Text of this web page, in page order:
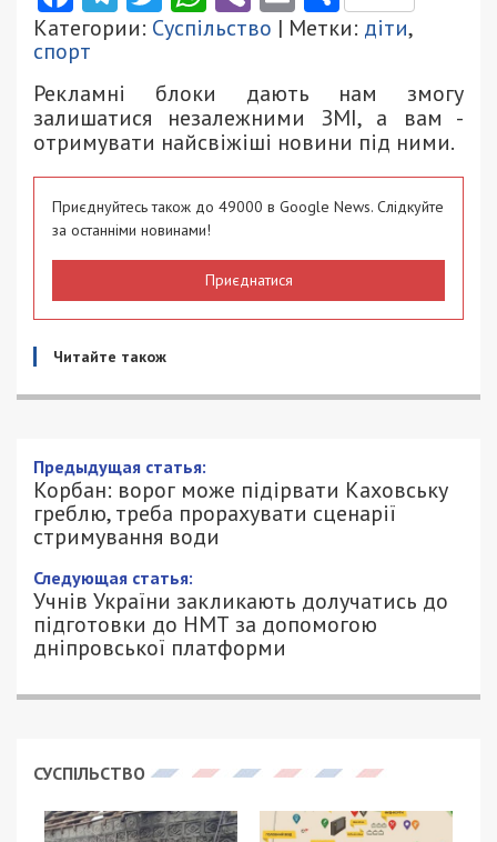
Категории: Суспільство | Метки: діти,
спорт
Рекламні блоки дають нам змогу
залишатися незалежними ЗМІ, а вам -
отримувати найсвіжіші новини під ними.
Приєднуйтесь також до 49000 в Google News. Слідкуйте
за останніми новинами!
Приєднатися
Читайте також
Предыдущая статья:
Корбан: ворог може підірвати Каховську
греблю, треба прорахувати сценарії
стримування води
Следующая статья:
Учнів України закликають долучатись до
підготовки до НМТ за допомогою
дніпровської платформи
СУСПІЛЬСТВО